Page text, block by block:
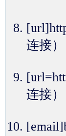
连接）
连接）